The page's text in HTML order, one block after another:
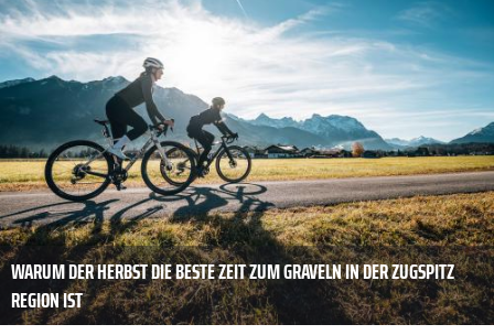
WARUM DER HERBST DIE BESTE ZEIT ZUM GRAVELN IN DER ZUGSPITZ
REGION IST